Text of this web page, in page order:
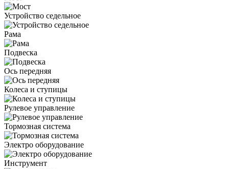
Устройство седельное
Рама
Подвеска
Ось передняя
Колеса и ступицы
Рулевое управление
Тормозная система
Электро оборудование
Инструмент